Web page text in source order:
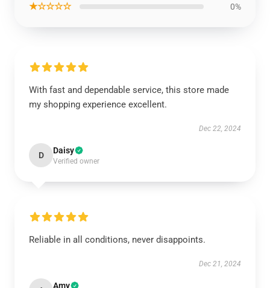
★☆☆☆☆ 0%
With fast and dependable service, this store made
my shopping experience excellent.
Dec 22, 2024
D Daisy
Verified owner
Reliable in all conditions, never disappoints.
Dec 21, 2024
Amy